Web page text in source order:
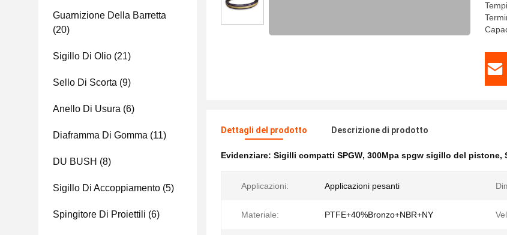
Guarnizione Della Barretta
(20)
Sigillo Di Olio (21)
Sello Di Scorta (9)
Anello Di Usura (6)
Diaframma Di Gomma (11)
DU BUSH (8)
Sigillo Di Accoppiamento (5)
Spingitore Di Proiettili (6)
Dettagli del prodotto Descrizione di prodotto
Evidenziare: Sigilli compatti SPGW, 300Mpa spgw sigillo del pistone,
Applicazioni: Applicazioni pesanti
Materiale: PTFE+40%Bronzo+NBR+NY